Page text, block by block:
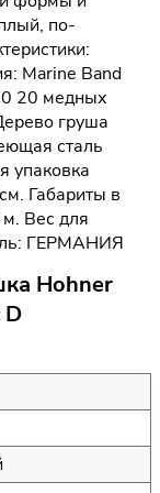
по-
Marine Band
20 медных
груша
сталь
упаковка
Габариты в
Вес для
ГЕРМАНИЯ
Hohner
D